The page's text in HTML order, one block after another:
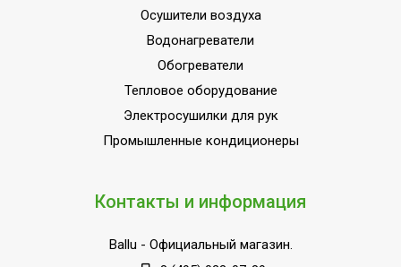
Осушители воздуха
Водонагреватели
Обогреватели
Тепловое оборудование
Электросушилки для рук
Промышленные кондиционеры
Контакты и информация
Ballu - Официальный магазин.